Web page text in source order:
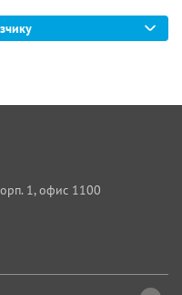
1, офис 1100